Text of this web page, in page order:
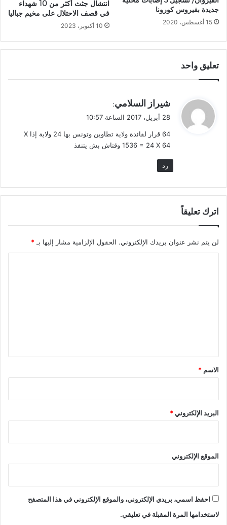
جديدة بفيروس كورونا
15 أغسطس، 2020
انتشال جثث أكثر من 10 شهداء
في قصف الاحتلال على مخيم جباليا
10 أكتوبر، 2023
تعليق واحد
ي
ل
شيراز السلامي:
28 أبريل، 2017 الساعة 10:57
64 قرار لفائدة ولاية تطاوين وتونس بها 24 ولاية إذا X
1536 = 24 X 64 وقتاش بش يتنفذ
رد
اترك تعليقاً
لن يتم نشر عنوان بريدك الإلكتروني. الحقول الإلزامية مشار إليها بـ *
*
الاسم *
البريد الإلكتروني*
الموقع الإلكتروني
احفظ اسمي، بريدي الإلكتروني، والموقع الإلكتروني في هذا المتصفح
لاستخدامها المرة المقبلة في تعليقي.